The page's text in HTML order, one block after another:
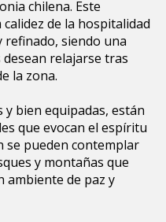
chilena. Este
de la hospitalidad
siendo una
relajarse tras
la zona.
bien equipadas, están
que evocan el espíritu
se pueden contemplar
y montañas que
ambiente de paz y